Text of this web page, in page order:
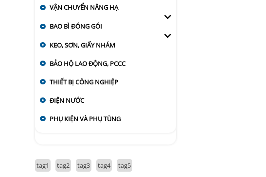
VẬN CHUYỂN NÂNG HẠ
BAO BÌ ĐÓNG GÓI
KEO, SƠN, GIẤY NHÁM
BẢO HỘ LAO ĐỘNG, PCCC
THIẾT BỊ CÔNG NGHIỆP
ĐIỆN NƯỚC
PHỤ KIỆN VÀ PHỤ TÙNG
tag1 tag2 tag3 tag4 tag5